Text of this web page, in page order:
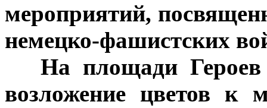
мероприятий,
немецко-фашистских
На площади Героев
возложение цветов к